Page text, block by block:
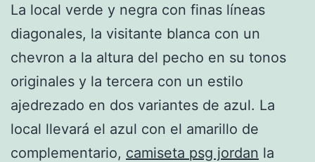
La local verde y negra con finas líneas
diagonales, la visitante blanca con un
chevron a la altura del pecho en su tonos
originales y la tercera con un estilo
ajedrezado en dos variantes de azul. La
local llevará el azul con el amarillo de
complementario, camiseta psg jordan la